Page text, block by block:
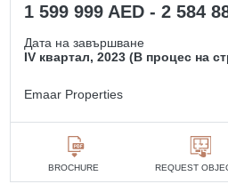
1 599 999 AED - 2 584
Дата на завършване
IV квартал, 2023 (В процес на
Emaar Properties
BROCHURE REQUEST